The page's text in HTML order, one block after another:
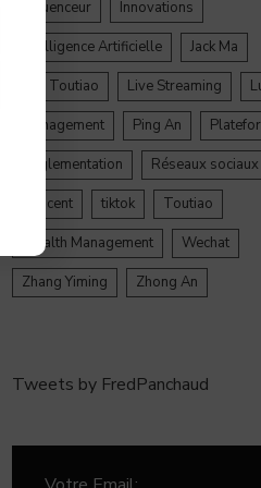
Influenceur
Innovations
Intelligence Artificielle
Jack Ma
Jinri Toutiao
Live Streaming
Management
Ping An
Réglementation
Réseaux sociaux
Tencent
tiktok
Toutiao
Wealth Management
Wechat
Zhang Yiming
Zhong An
Tweets by FredPanchaud